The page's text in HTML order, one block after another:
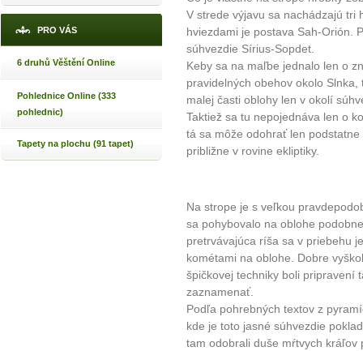
PRO VÁS
6 druhů Věštění Online
Pohlednice Online (333
pohlednic)
Tapety na plochu (91 tapet)
V strede výjavu sa nachádzajú tri
hviezdami je postava Sah-Orión.
súhvezdie Sírius-Sopdet.
Keby sa na maľbe jednalo len o
pravidelných obehov okolo
malej časti oblohy len v okolí
Taktiež sa tu nepojednáva len o
tá sa môže odohrať len
približne v rovine ekliptiky.
Na strope je s veľkou
sa pohybovalo na oblohe
pretrvávajúca ríša sa v priebehu
kométami na oblohe. Dobre
špičkovej techniky boli pripravení
zaznamenať.
Podľa pohrebných textov z
kde je toto jasné súhvezdie
tam odobrali duše mŕtvych